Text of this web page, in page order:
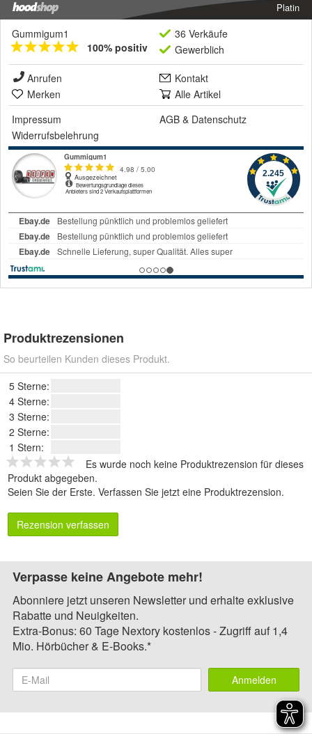
Platin
Gummigum1
100% positiv
36 Verkäufe
Gewerblich
Anrufen
Kontakt
Merken
Alle Artikel
Impressum
AGB & Datenschutz
Widerrufsbelehrung
Produktrezensionen
So beurteilen Kunden dieses Produkt.
5 Sterne:
4 Sterne:
3 Sterne:
2 Sterne:
1 Stern:
Es wurde noch keine Produktrezension für dieses
Produkt abgegeben.
Seien Sie der Erste. Verfassen Sie jetzt eine Produktrezension.
Rezension verfassen
Verpasse keine Angebote mehr!
Abonniere jetzt unseren Newsletter und erhalte exklusive
Rabatte und Neuigkeiten.
Extra-Bonus: 60 Tage Nextory kostenlos - Zugriff auf 1,4
Mio. Hörbücher & E-Books.*
Anmelden